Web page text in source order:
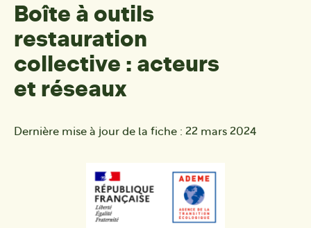
Boîte à outils
restauration
collective : acteurs
et réseaux
Dernière mise à jour de la fiche : 22 mars 2024